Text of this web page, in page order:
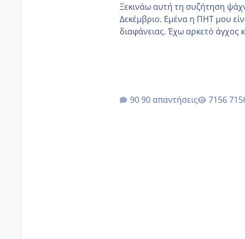
Ξεκινάω αυτή τη συζήτηση
Δεκέμβριο. Εμένα η ΠΗΤ μου
διαφάνειας. Έχω αρκετό άγχος
90 απαντήσεις